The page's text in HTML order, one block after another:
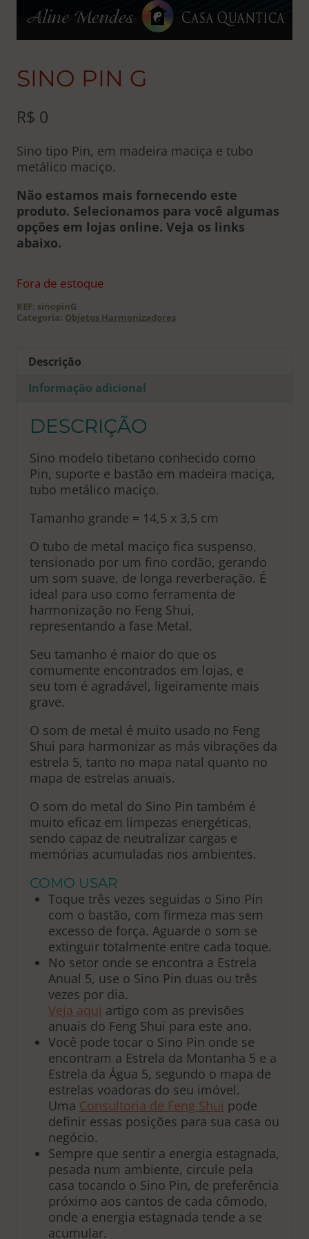
SINO PIN G
R$ 0
Sino tipo Pin, em madeira maciça e tubo
metálico maciço.
Não estamos mais fornecendo este
produto. Selecionamos para você algumas
opções em lojas online. Veja os links
abaixo.
Fora de estoque
REF: sinopinG
Categoria: Objetos Harmonizadores
Descrição
Informação adicional
DESCRIÇÃO
Sino modelo tibetano conhecido como
Pin, suporte e bastão em madeira maciça,
tubo metálico maciço.
Tamanho grande = 14,5 x 3,5 cm
O tubo de metal maciço fica suspenso,
tensionado por um fino cordão, gerando
um som suave, de longa reverberação. É
ideal para uso como ferramenta de
harmonização no Feng Shui,
representando a fase Metal.
Seu tamanho é maior do que os
comumente encontrados em lojas, e
seu tom é agradável, ligeiramente mais
grave.
O som de metal é muito usado no Feng
Shui para harmonizar as más vibrações da
estrela 5, tanto no mapa natal quanto no
mapa de estrelas anuais.
O som do metal do Sino Pin também é
muito eficaz em limpezas energéticas,
sendo capaz de neutralizar cargas e
memórias acumuladas nos ambientes.
COMO USAR
Toque três vezes seguidas o Sino Pin
com o bastão, com firmeza mas sem
excesso de força. Aguarde o som se
extinguir totalmente entre cada toque.
No setor onde se encontra a Estrela
Anual 5, use o Sino Pin duas ou três
vezes por dia.
Veja aqui artigo com as previsões
anuais do Feng Shui para este ano.
Você pode tocar o Sino Pin onde se
encontram a Estrela da Montanha 5 e a
Estrela da Água 5, segundo o mapa de
estrelas voadoras do seu imóvel.
Uma Consultoria de Feng Shui pode
definir essas posições para sua casa ou
negócio.
Sempre que sentir a energia estagnada,
pesada num ambiente, circule pela
casa tocando o Sino Pin, de preferência
próximo aos cantos de cada cômodo,
onde a energia estagnada tende a se
acumular.